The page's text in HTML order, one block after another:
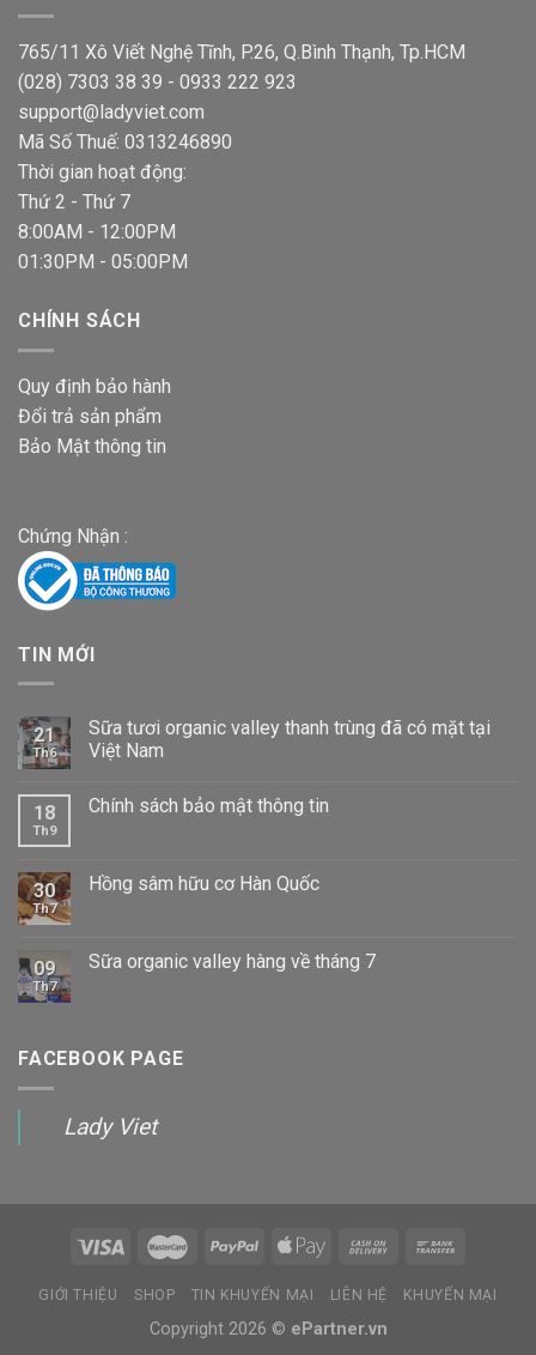
765/11 Xô Viết Nghệ Tĩnh, P.26, Q.Bình Thạnh, Tp.HCM
(028) 7303 38 39 - 0933 222 923
support@ladyviet.com
Mã Số Thuế: 0313246890
Thời gian hoạt động:
Thứ 2 - Thứ 7
8:00AM - 12:00PM
01:30PM - 05:00PM
CHÍNH SÁCH
Quy định bảo hành
Đổi trả sản phẩm
Bảo Mật thông tin
Chứng Nhận :
TIN MỚI
21
Th6
Sữa tươi organic valley thanh trùng đã có mặt tại
Việt Nam
18
Th9
Chính sách bảo mật thông tin
30
Th7
Hồng sâm hữu cơ Hàn Quốc
09
Th7
Sữa organic valley hàng về tháng 7
FACEBOOK PAGE
Lady Viet
GIỚI THIỆU SHOP TIN KHUYẾN MẠI LIÊN HỆ KHUYẾN MẠI
Copyright 2026 © ePartner.vn